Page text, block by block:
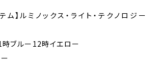
ム】ルミノックス・ライト・テクノロジー
ブルー12時イエロー